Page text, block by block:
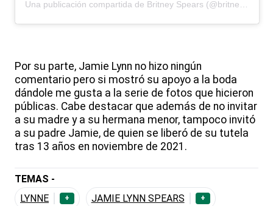
Una publicación compartida de Britney Spears (@britneyspears)
Por su parte, Jamie Lynn no hizo ningún
comentario pero si mostró su apoyo a la boda
dándole me gusta a la serie de fotos que hicieron
públicas. Cabe destacar que además de no invitar
a su madre y a su hermana menor, tampoco invitó
a su padre Jamie, de quien se liberó de su tutela
tras 13 años en noviembre de 2021.
TEMAS -
LYNNE
+ JAMIE LYNN SPEARS +